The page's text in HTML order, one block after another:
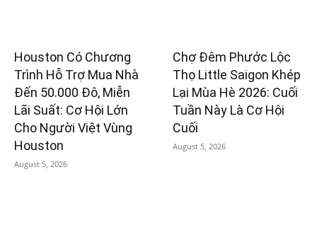
Houston Có Chương
Trình Hỗ Trợ Mua Nhà
Đến 50.000 Đô, Miễn
Lãi Suất: Cơ Hội Lớn
Cho Người Việt Vùng
Houston
August 5, 2026
Chợ Đêm Phước Lộc
Thọ Little Saigon Khép
Lại Mùa Hè 2026: Cuối
Tuần Này Là Cơ Hội
Cuối
August 5, 2026